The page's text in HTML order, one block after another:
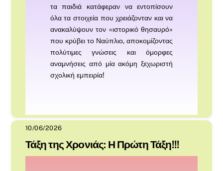
τα παιδιά κατάφεραν να εντοπίσουν
όλα τα στοιχεία που χρειάζονταν και να
ανακαλύψουν τον «ιστορικό θησαυρό»
που κρύβει το Ναύπλιο, αποκομίζοντας
πολύτιμες γνώσεις και όμορφες
αναμνήσεις από μία ακόμη ξεχωριστή
σχολική εμπειρία!
10/06/2026
Τάξη της Χρονιάς: Η Πρώτη Τάξη!!!